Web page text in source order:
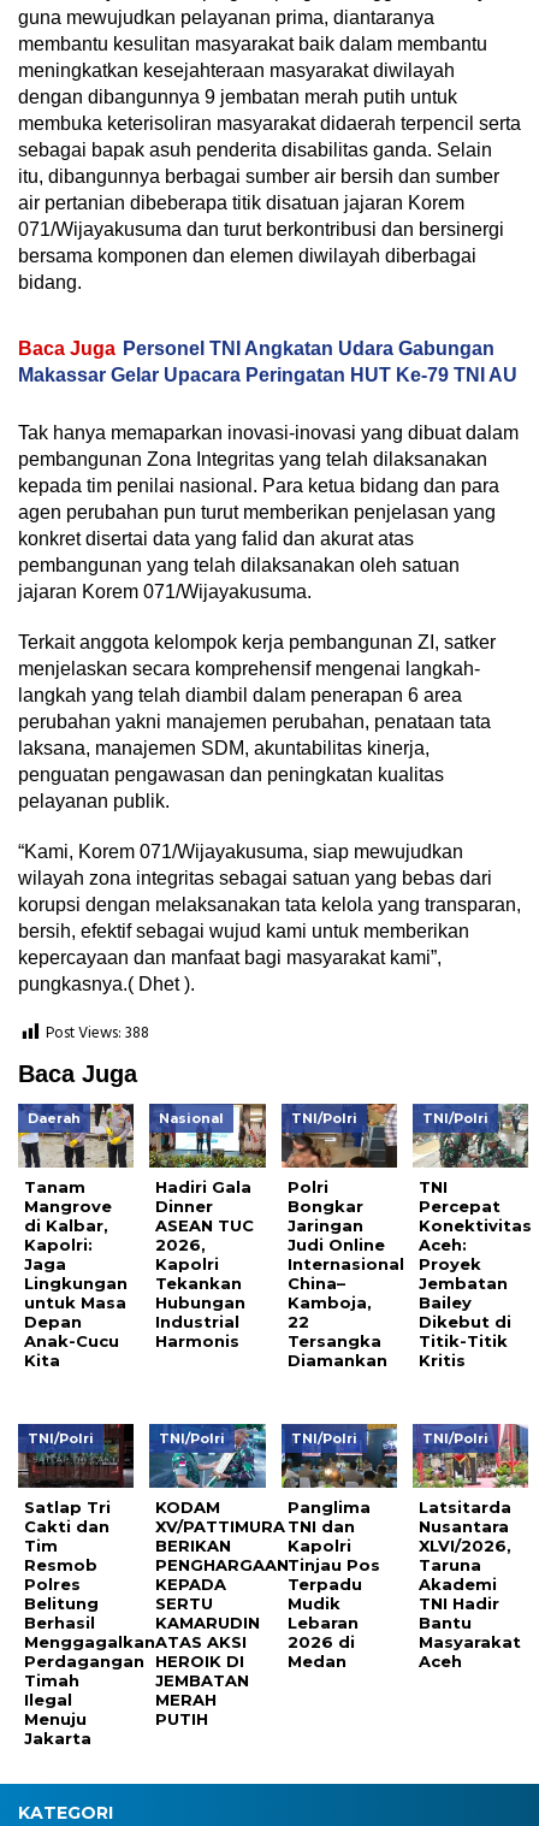
guna mewujudkan pelayanan prima, diantaranya
membantu kesulitan masyarakat baik dalam membantu
meningkatkan kesejahteraan masyarakat diwilayah
dengan dibangunnya 9 jembatan merah putih untuk
membuka keterisoliran masyarakat didaerah terpencil serta
sebagai bapak asuh penderita disabilitas ganda. Selain
itu, dibangunnya berbagai sumber air bersih dan sumber
air pertanian dibeberapa titik disatuan jajaran Korem
071/Wijayakusuma dan turut berkontribusi dan bersinergi
bersama komponen dan elemen diwilayah diberbagai
bidang.
Baca Juga Personel TNI Angkatan Udara Gabungan
Makassar Gelar Upacara Peringatan HUT Ke-79 TNI AU
Tak hanya memaparkan inovasi-inovasi yang dibuat dalam
pembangunan Zona Integritas yang telah dilaksanakan
kepada tim penilai nasional. Para ketua bidang dan para
agen perubahan pun turut memberikan penjelasan yang
konkret disertai data yang falid dan akurat atas
pembangunan yang telah dilaksanakan oleh satuan
jajaran Korem 071/Wijayakusuma.
Terkait anggota kelompok kerja pembangunan ZI, satker
menjelaskan secara komprehensif mengenai langkah-
langkah yang telah diambil dalam penerapan 6 area
perubahan yakni manajemen perubahan, penataan tata
laksana, manajemen SDM, akuntabilitas kinerja,
penguatan pengawasan dan peningkatan kualitas
pelayanan publik.
“Kami, Korem 071/Wijayakusuma, siap mewujudkan
wilayah zona integritas sebagai satuan yang bebas dari
korupsi dengan melaksanakan tata kelola yang transparan,
bersih, efektif sebagai wujud kami untuk memberikan
kepercayaan dan manfaat bagi masyarakat kami”,
pungkasnya.( Dhet ).
Post Views:388
Baca Juga
Daerah
Tanam
Mangrove
di Kalbar,
Kapolri:
Jaga
Lingkungan
untuk Masa
Depan
Anak-Cucu
Kita
Nasional
Hadiri Gala
Dinner
ASEAN TUC
2026,
Kapolri
Tekankan
Hubungan
Industrial
Harmonis
TNI/Polri
Polri
Bongkar
Jaringan
Judi Online
Internasional
China–
Kamboja,
22
Tersangka
Diamankan
TNI/Polri
TNI
Percepat
Konektivitas
Aceh:
Proyek
Jembatan
Bailey
Dikebut di
Titik-Titik
Kritis
TNI/Polri
Satlap Tri
Cakti dan
Tim
Resmob
Polres
Belitung
Berhasil
Menggagalkan
Perdagangan
Timah
Ilegal
Menuju
Jakarta
TNI/Polri
KODAM
XV/PATTIMURA
BERIKAN
PENGHARGAAN
KEPADA
SERTU
KAMARUDIN
ATAS AKSI
HEROIK DI
JEMBATAN
MERAH
PUTIH
TNI/Polri
Panglima
TNI dan
Kapolri
Tinjau Pos
Terpadu
Mudik
Lebaran
2026 di
Medan
TNI/Polri
Latsitarda
Nusantara
XLVI/2026,
Taruna
Akademi
TNI Hadir
Bantu
Masyarakat
Aceh
KATEGORI